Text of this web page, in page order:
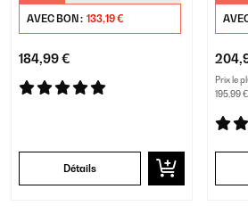
AVEC BON : 133,19 €
184,99 €
Détails
Prix le
195,99 €